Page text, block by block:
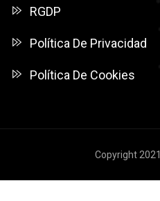
RGDP
Política De Privacidad
Política De Cookies
Copyright 2021